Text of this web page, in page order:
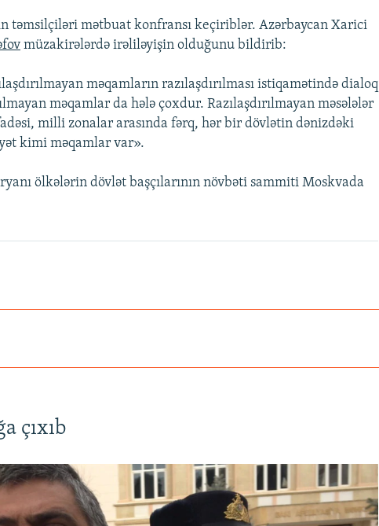
təmsilçiləri mətbuat konfransı keçiriblər. Azərbaycan Xarici
müzakirələrdə irəliləyişin olduğunu bildirib:
məqamların razılaşdırılması istiqamətində dialoq
məqamlar da hələ çoxdur. Razılaşdırılmayan məsələlər
milli zonalar arasında fərq, hər bir dövlətin dənizdəki
kimi məqamlar var».
ölkələrin dövlət başçılarının növbəti sammiti Moskvada
çıxıb